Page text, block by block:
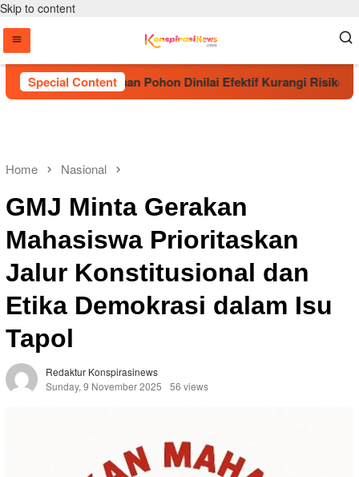
Skip to content
Special Content
Sebut Penanaman Pohon Dinilai Efektif Kurangi Risiko
Home Nasional
GMJ Minta Gerakan
Mahasiswa Prioritaskan
Jalur Konstitusional dan
Etika Demokrasi dalam Isu
Tapol
Redaktur Konspirasinews
Sunday, 9 November 2025
56 views